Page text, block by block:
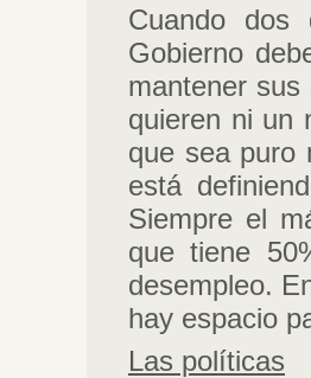
Cuando
Gobierno
mantener
quieren ni un
que sea puro
está
Siempre el
que tiene
desempleo.
hay espacio
Las políticas